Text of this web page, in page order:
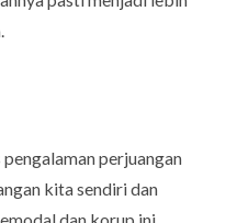
perjuangan
kita sendiri dan